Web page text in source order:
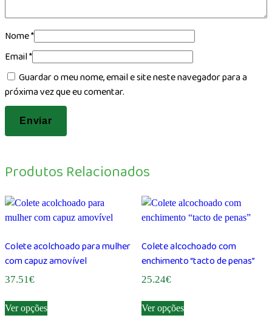
Nome*
Email*
Guardar o meu nome, email e site neste navegador para a
próxima vez que eu comentar.
Produtos Relacionados
Colete acolchoado para mulher
com capuz amovível
37.51€
Ver opçõesproduct
Colete alcochoado com
enchimento “tacto de penas”
25.24€
Ver opçõesproduct